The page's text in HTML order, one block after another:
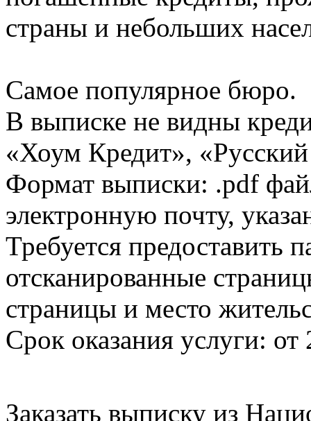
страны и небольших
Самое популярное бюро.
В выписке не видны
«Хоум Кредит»,
Формат выписки: .pdf
электронную почту,
Требуется предоставить
отсканированные
страницы и место
Срок оказания услуги: от
Заказать выписку из